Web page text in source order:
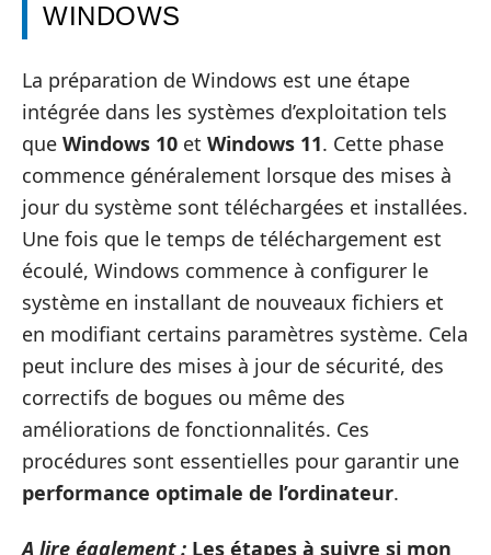
WINDOWS
La préparation de Windows est une étape
intégrée dans les systèmes d’exploitation tels
que Windows 10 et Windows 11. Cette phase
commence généralement lorsque des mises à
jour du système sont téléchargées et installées.
Une fois que le temps de téléchargement est
écoulé, Windows commence à configurer le
système en installant de nouveaux fichiers et
en modifiant certains paramètres système. Cela
peut inclure des mises à jour de sécurité, des
correctifs de bogues ou même des
améliorations de fonctionnalités. Ces
procédures sont essentielles pour garantir une
performance optimale de l’ordinateur.
A lire également : Les étapes à suivre si mon